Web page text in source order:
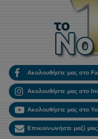
Ακολουθήστε μας στο
Ακολουθήστε μας στο
Ακολουθήστε μας στο
Επικοινωνήστε μαζί μας